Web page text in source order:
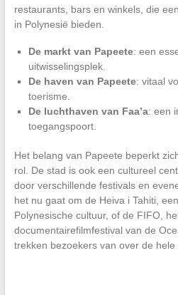
restaurants, bars en winkels, die
in Polynesië bieden.
De markt van Papeete: een
uitwisselingsplek.
De haven van Papeete: vitaal
toerisme.
De luchthaven van Faa’a: een
toegangspoort.
Het belang van Papeete beperkt
rol. De stad is ook een cultureel
door verschillende festivals en
het nu gaat om de Heiva i Tahiti,
Polynesische cultuur, of de FIFO,
documentairefilmfestival van de
trekken bezoekers van over de hele